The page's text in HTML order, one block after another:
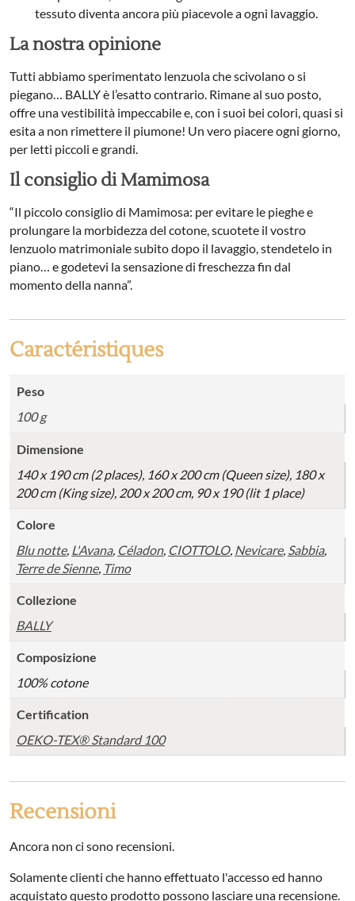
tessuto diventa ancora più piacevole a ogni lavaggio.
La nostra opinione
Tutti abbiamo sperimentato lenzuola che scivolano o si
piegano… BALLY è l’esatto contrario. Rimane al suo posto,
offre una vestibilità impeccabile e, con i suoi bei colori, quasi si
esita a non rimettere il piumone! Un vero piacere ogni giorno,
per letti piccoli e grandi.
Il consiglio di Mamimosa
“Il piccolo consiglio di Mamimosa: per evitare le pieghe e
prolungare la morbidezza del cotone, scuotete il vostro
lenzuolo matrimoniale subito dopo il lavaggio, stendetelo in
piano… e godetevi la sensazione di freschezza fin dal
momento della nanna”.
Caractéristiques
Peso
100 g
Dimensione
140 x 190 cm (2 places), 160 x 200 cm (Queen size), 180 x
200 cm (King size), 200 x 200 cm, 90 x 190 (lit 1 place)
Colore
Blu notte, L'Avana, Céladon, CIOTTOLO, Nevicare, Sabbia,
Terre de Sienne, Timo
Collezione
BALLY
Composizione
100% cotone
Certification
OEKO-TEX® Standard 100
Recensioni
Ancora non ci sono recensioni.
Solamente clienti che hanno effettuato l'accesso ed hanno
acquistato questo prodotto possono lasciare una recensione.